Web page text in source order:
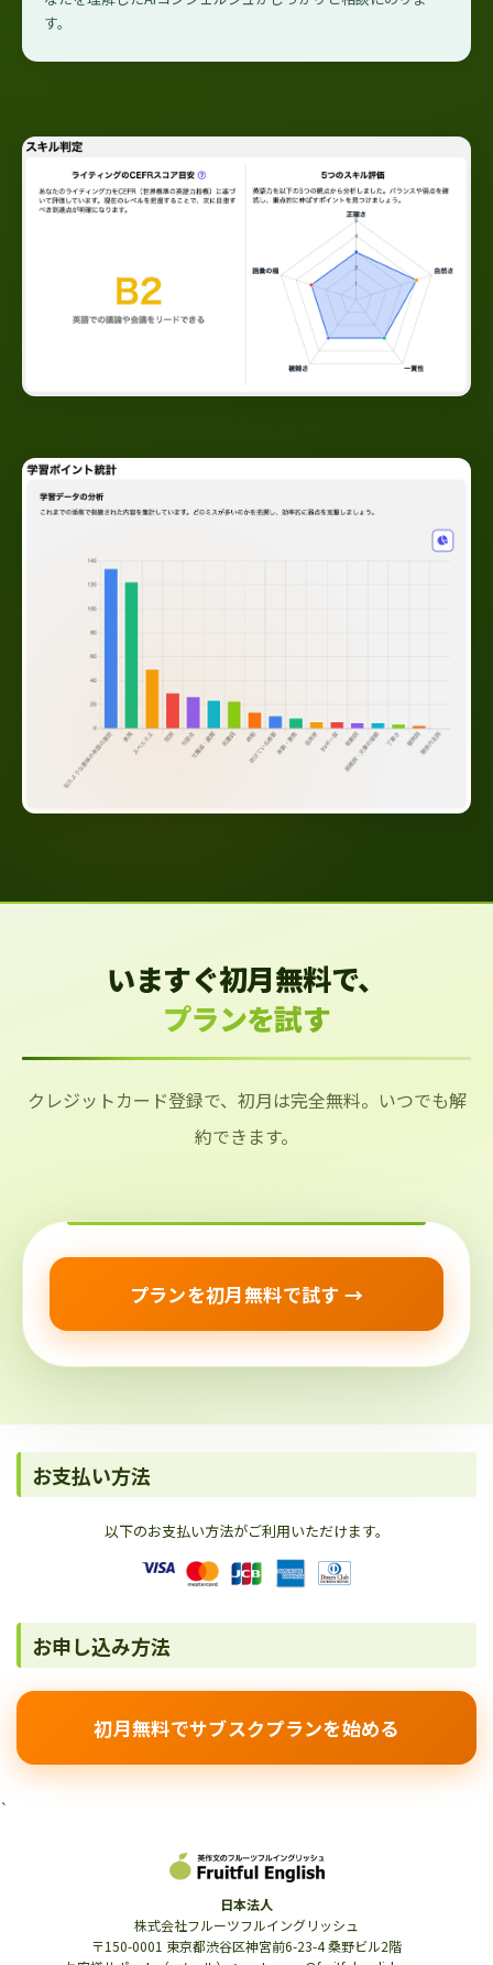
す。
いますぐ初月無料で、
プランを試す
クレジットカード登録で、初月は完全無料。いつでも解
約できます。
プランを初月無料で試す →
お支払い方法
以下のお支払い方法がご利用いただけます。
お申し込み方法
初月無料でサブスクプランを始める
`
日本法人
株式会社フルーツフルイングリッシュ
〒150-0001 東京都渋谷区神宮前6-23-4 桑野ビル2階